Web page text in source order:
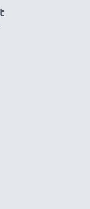
ricarica
con
schermo
spedizione